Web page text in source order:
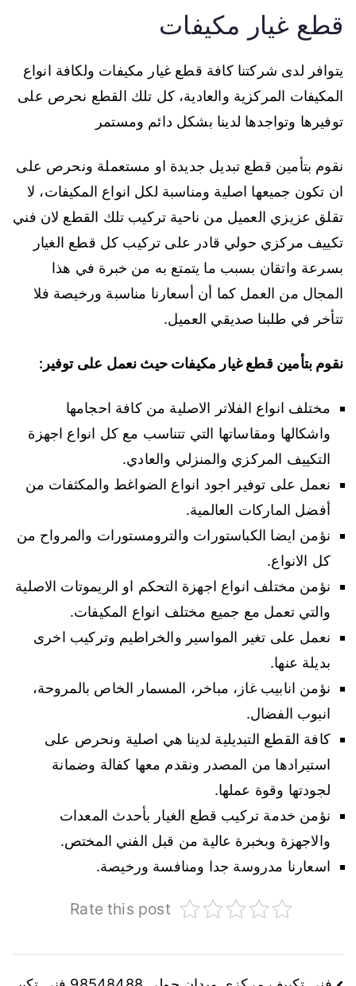
قطع غيار مكيفات
يتوافر لدى شركتنا كافة قطع غيار مكيفات ولكافة انواع
المكيفات المركزية والعادية، كل تلك القطع نحرص على
توفيرها وتواجدها لدينا بشكل دائم ومستمر
نقوم بتأمين قطع تبديل جديدة او مستعملة ونحرص على
ان تكون جميعها اصلية ومناسبة لكل انواع المكيفات، لا
تقلق عزيزي العميل من ناحية تركيب تلك القطع لان فني
تكييف مركزي حولي قادر على تركيب كل قطع الغيار
بسرعة واتقان بسبب ما يتمتع به من خبرة في هذا
المجال من العمل كما أن أسعارنا مناسبة ورخيصة فلا
تتأخر في طلبنا صديقي العميل.
نقوم بتأمين قطع غيار مكيفات حيث نعمل على توفير:
مختلف انواع الفلاتر الاصلية من كافة احجامها
واشكالها ومقاساتها التي تتناسب مع كل انواع اجهزة
التكييف المركزي والمنزلي والعادي.
نعمل على توفير اجود انواع الضواغط والمكثفات من
أفضل الماركات العالمية.
نؤمن ايضا الكباستورات والترومستورات والمرواح من
كل الانواع.
نؤمن مختلف انواع اجهزة التحكم او الريموتات الاصلية
والتي تعمل مع جميع مختلف انواع المكيفات.
نعمل على تغير المواسير والخراطيم وتركيب اخرى
بديلة عنها.
نؤمن انابيب غاز، مباخر، المسمار الخاص بالمروحة،
انبوب الفضال.
كافة القطع التبديلية لدينا هي اصلية ونحرص على
استيرادها من المصدر ونقدم معها كفالة وضمانة
لجودتها وقوة عملها.
نؤمن خدمة تركيب قطع الغيار بأحدث المعدات
والاجهزة وبخبرة عالية من قبل الفني المختص.
اسعارنا مدروسة جدا ومنافسة ورخيصة.
Rate this post